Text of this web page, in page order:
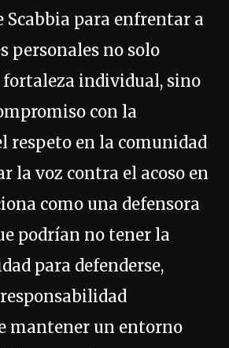
Scabbia para enfrentar a
personales no solo
fortaleza individual, sino
con la
respeto en la comunidad
la voz contra el acoso en
como una defensora
podrían no tener la
para defenderse,
mantener un entorno